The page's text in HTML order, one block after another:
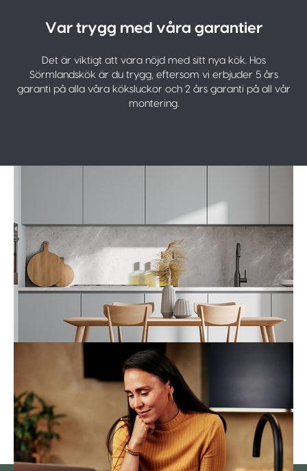
Var trygg med våra garantier
Det är viktigt att vara nöjd med sitt nya kök. Hos
Sörmlandskök är du trygg, eftersom vi erbjuder 5 års
garanti på alla våra köksluckor och 2 års garanti på all vår
montering.